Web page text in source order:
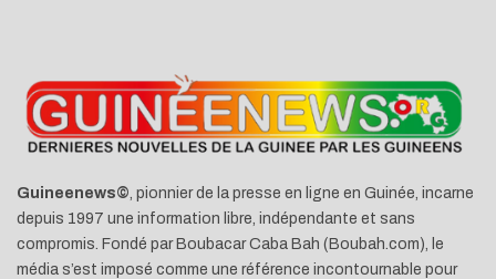
Guineenews© , pionnier de la presse en ligne en Guinée, incarne
depuis 1997 une information libre, indépendante et sans
compromis. Fondé par Boubacar Caba Bah (Boubah.com), le
média s’est imposé comme une référence incontournable pour